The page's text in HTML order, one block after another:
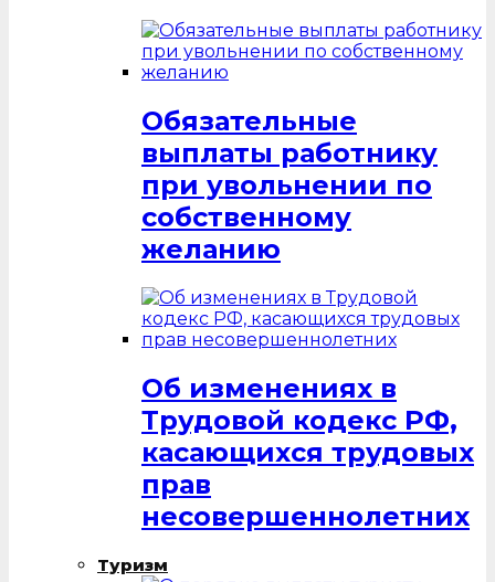
Обязательные
выплаты работнику
при увольнении по
собственному
желанию
Об изменениях в
Трудовой кодекс РФ,
касающихся трудовых
прав
несовершеннолетних
Туризм